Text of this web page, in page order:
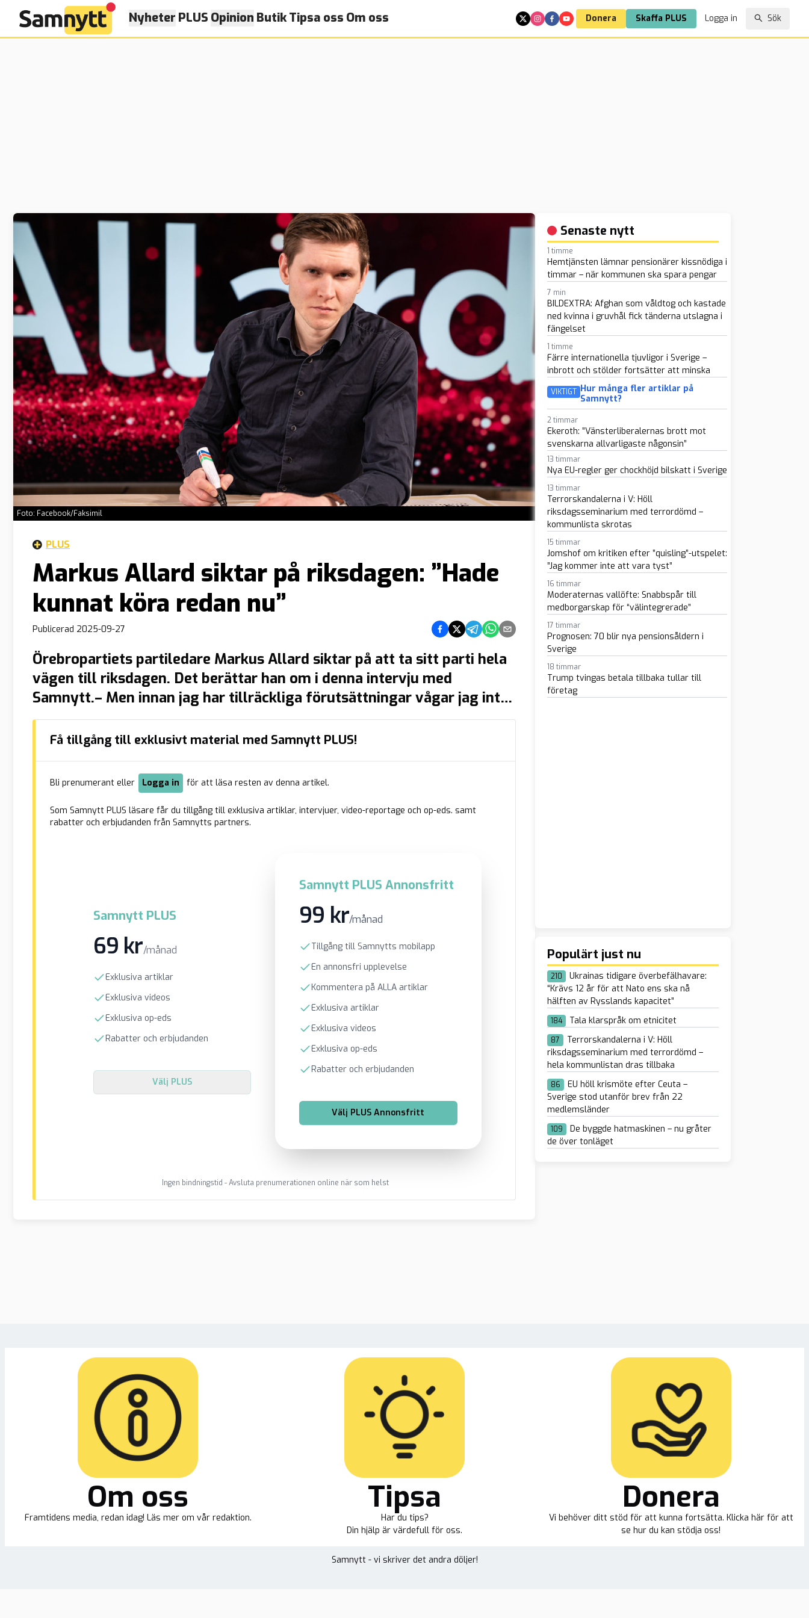
Nyheter PLUS Opinion ButikTipsa oss Om oss Donera Skaffa PLUS Logga in Sök
Foto: Facebook/Faksimil
PLUS
Markus Allard siktar på riksdagen: ”Hade
kunnat köra redan nu”
Publicerad 2025-09-27 Dela på Facebook
Dela på Twitter
Dela på Telegram
Dela på Whatsapp
Dela via e-post
Örebropartiets partiledare Markus Allard siktar på att ta sitt parti hela
vägen till riksdagen. Det berättar han om i denna intervju med
Samnytt.– Men innan jag har tillräckliga förutsättningar vågar jag inte
lova något datum, säger han. Markus Allards debatter i Örebro
kommunfullmäktige brukar vara riktiga publikfriare i sociala medier.
Nu senast onsdagens debatt, där […]
Få tillgång till exklusivt material med Samnytt PLUS!
Bli prenumerant eller Logga in för att läsa resten av denna artikel.
Som Samnytt PLUS läsare får du tillgång till exklusiva artiklar, intervjuer, video-reportage och op-eds. samt
rabatter och erbjudanden från Samnytts partners.
Samnytt PLUS
69 kr/månad
Exklusiva artiklar
Exklusiva videos
Exklusiva op-eds
Rabatter och erbjudanden
Välj PLUS
Samnytt PLUS Annonsfritt
99 kr/månad
Tillgång till Samnytts mobilapp
En annonsfri upplevelse
Kommentera på ALLA artiklar
Exklusiva artiklar
Exklusiva videos
Exklusiva op-eds
Rabatter och erbjudanden
Välj PLUS Annonsfritt
Ingen bindningstid - Avsluta prenumerationen online när som helst
Senaste nytt
1 timme
Hemtjänsten lämnar pensionärer kissnödiga i
timmar – när kommunen ska spara pengar
7 min
BILDEXTRA: Afghan som våldtog och kastade
ned kvinna i gruvhål fick tänderna utslagna i
fängelset
1 timme
Färre internationella tjuvligor i Sverige –
inbrott och stölder fortsätter att minska
VIKTIGT Hur många fler artiklar på
Samnytt?
2 timmar
Ekeroth: ”Vänsterliberalernas brott mot
svenskarna allvarligaste någonsin”
13 timmar
Nya EU-regler ger chockhöjd bilskatt i Sverige
13 timmar
Terrorskandalerna i V: Höll
riksdagsseminarium med terrordömd –
kommunlista skrotas
15 timmar
Jomshof om kritiken efter ”quisling”-utspelet:
”Jag kommer inte att vara tyst”
16 timmar
Moderaternas vallöfte: Snabbspår till
medborgarskap för “välintegrerade”
17 timmar
Prognosen: 70 blir nya pensionsåldern i
Sverige
18 timmar
Trump tvingas betala tillbaka tullar till
företag
Populärt just nu
210
Ukrainas tidigare överbefälhavare:
“Krävs 12 år för att Nato ens ska nå
hälften av Rysslands kapacitet”
184 Tala klarspråk om etnicitet
87
Terrorskandalerna i V: Höll
riksdagsseminarium med terrordömd –
hela kommunlistan dras tillbaka
86
EU höll krismöte efter Ceuta –
Sverige stod utanför brev från 22
medlemsländer
109
De byggde hatmaskinen – nu gråter
de över tonläget
Om oss
Framtidens media, redan idag! Läs mer om vår redaktion.
Tipsa
Har du tips?
Din hjälp är värdefull för oss.
Donera
Vi behöver ditt stöd för att kunna fortsätta. Klicka här för att
se hur du kan stödja oss!
Samnytt - vi skriver det andra döljer!